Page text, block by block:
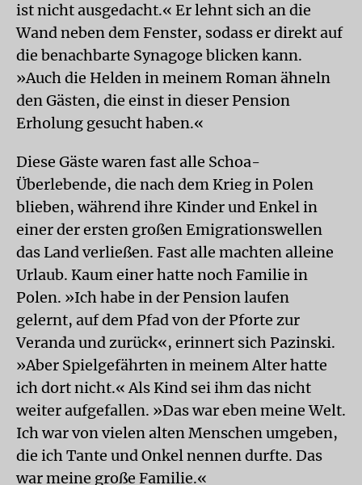
ist nicht ausgedacht.« Er lehnt sich an die
Wand neben dem Fenster, sodass er direkt auf
die benachbarte Synagoge blicken kann.
»Auch die Helden in meinem Roman ähneln
den Gästen, die einst in dieser Pension
Erholung gesucht haben.«
Diese Gäste waren fast alle Schoa-
Überlebende, die nach dem Krieg in Polen
blieben, während ihre Kinder und Enkel in
einer der ersten großen Emigrationswellen
das Land verließen. Fast alle machten alleine
Urlaub. Kaum einer hatte noch Familie in
Polen. »Ich habe in der Pension laufen
gelernt, auf dem Pfad von der Pforte zur
Veranda und zurück«, erinnert sich Pazinski.
»Aber Spielgefährten in meinem Alter hatte
ich dort nicht.« Als Kind sei ihm das nicht
weiter aufgefallen. »Das war eben meine Welt.
Ich war von vielen alten Menschen umgeben,
die ich Tante und Onkel nennen durfte. Das
war meine große Familie.«